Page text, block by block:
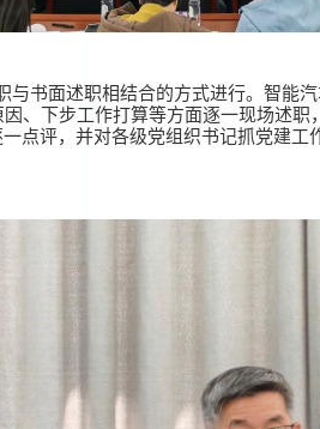
与书面述职相结合的方式进行。智能
、下步工作打算等方面逐一现场述
点评，并对各级党组织书记抓党建